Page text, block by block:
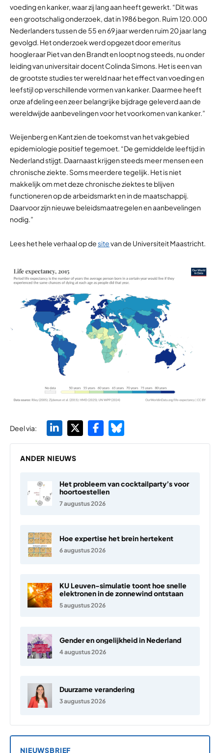
voeding en kanker, waar zij lang aan heeft gewerkt. “Dit was
een grootschalig onderzoek, dat in 1986 begon. Ruim 120.000
Nederlanders tussen de 55 en 69 jaar werden ruim 20 jaar lang
gevolgd. Het onderzoek werd opgezet door emeritus
hoogleraar Piet van den Brandt en loopt nog steeds, nu onder
leiding van universitair docent Colinda Simons. Het is een van
de grootste studies ter wereld naar het effect van voeding en
leefstijl op verschillende vormen van kanker. Daarmee heeft
onze afdeling een zeer belangrijke bijdrage geleverd aan de
wereldwijde aanbevelingen voor het voorkomen van kanker.”
Weijenberg en Kant zien de toekomst van het vakgebied
epidemiologie positief tegemoet. “De gemiddelde leeftijd in
Nederland stijgt. Daarnaast krijgen steeds meer mensen een
chronische ziekte. Soms meerdere tegelijk. Het is niet
makkelijk om met deze chronische ziektes te blijven
functioneren op de arbeidsmarkt en in de maatschappij.
Daarvoor zijn nieuwe beleidsmaatregelen en aanbevelingen
nodig.”
Lees het hele verhaal op de sitevan de Universiteit Maastricht.
Deel via:
ANDER NIEUWS
Het probleem van cocktailparty’s voor
hoortoestellen
7 augustus 2026
Hoe expertise het brein hertekent
6 augustus 2026
KU Leuven-simulatie toont hoe snelle
elektronen in de zonnewind ontstaan
5 augustus 2026
Gender en ongelijkheid in Nederland
4 augustus 2026
Duurzame verandering
3 augustus 2026
NIEUWSBRIEF